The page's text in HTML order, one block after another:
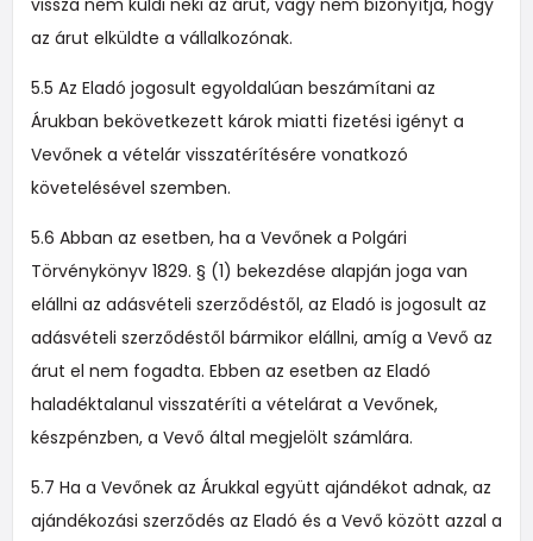
vissza nem küldi neki az árut, vagy nem bizonyítja, hogy
az árut elküldte a vállalkozónak.
5.5 Az Eladó jogosult egyoldalúan beszámítani az
Árukban bekövetkezett károk miatti fizetési igényt a
Vevőnek a vételár visszatérítésére vonatkozó
követelésével szemben.
5.6 Abban az esetben, ha a Vevőnek a Polgári
Törvénykönyv 1829. § (1) bekezdése alapján joga van
elállni az adásvételi szerződéstől, az Eladó is jogosult az
adásvételi szerződéstől bármikor elállni, amíg a Vevő az
árut el nem fogadta. Ebben az esetben az Eladó
haladéktalanul visszatéríti a vételárat a Vevőnek,
készpénzben, a Vevő által megjelölt számlára.
5.7 Ha a Vevőnek az Árukkal együtt ajándékot adnak, az
ajándékozási szerződés az Eladó és a Vevő között azzal a